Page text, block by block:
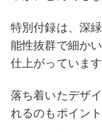
特別付録は、深
能性抜群で細か
仕上がっていま
落ち着いたデザ
れるのもポイント